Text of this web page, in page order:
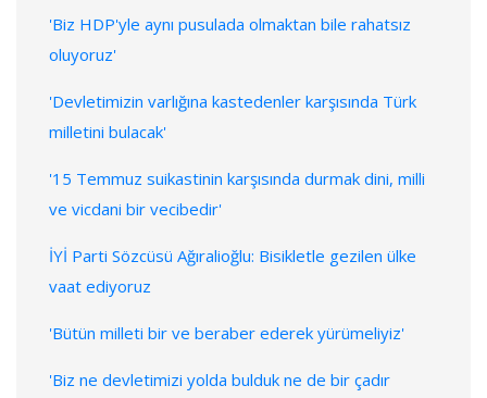
'Biz HDP'yle aynı pusulada olmaktan bile rahatsız
oluyoruz'
'Devletimizin varlığına kastedenler karşısında Türk
milletini bulacak'
'15 Temmuz suikastinin karşısında durmak dini, milli
ve vicdani bir vecibedir'
İYİ Parti Sözcüsü Ağıralioğlu: Bisikletle gezilen ülke
vaat ediyoruz
'Bütün milleti bir ve beraber ederek yürümeliyiz'
'Biz ne devletimizi yolda bulduk ne de bir çadır